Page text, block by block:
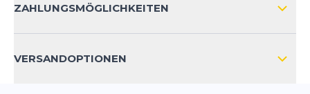
KONTAKT
PRODUKTSICHERHEIT
ZAHLUNGSMÖGLICHKEITEN
VERSANDOPTIONEN